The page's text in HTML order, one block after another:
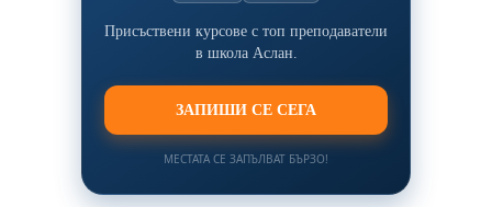
Присъствени курсове с топ преподаватели
в школа Аслан.
ЗАПИШИ СЕ СЕГА
МЕСТАТА СЕ ЗАПЪЛВАТ БЪРЗО!